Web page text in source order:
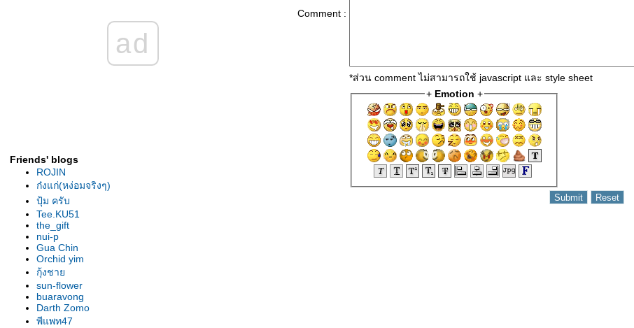
รองเท้านารีเหลืองกระบี่ ต้นกระบี่
รองเท้านารีเหลืองกระบี่ ต้นสนธยา
รองเท้านารี เหลืองกระบี่ ต้น" 2 in
1"
รองเท้านารี ขาวสตูล ต้น
ลาดกระบัง
เหลืองตรัง "The Disc"
เหลืองตรัง " ของแปลก "
รองเท้านารี ฝาหอย 2009
รองเท้านารี ฝาหอย9
รองเท้านารี ฝาหอย2008
รองเท้านารีฝาหอย ที่2ลาดกระบัง
รองเท้านารี เหลีองปราจีน ต้น
สวนหลวง
ad
Friends' blogs
ROJIN
ก๋งแก่(หง่อมจริงๆ)
ปุ้ม ครับ
Tee.KU51
the_gift
nui-p
Gua Chin
Orchid yim
กุ้งชา
sun-flower
buaravong
Darth Zomo
พีแพท47
Comment :
*ส่วน comment ไม่สามารถใช้ javascript และ style sheet
+ Emotion +